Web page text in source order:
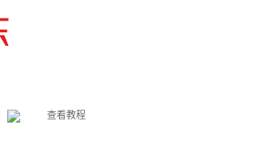
查看教程